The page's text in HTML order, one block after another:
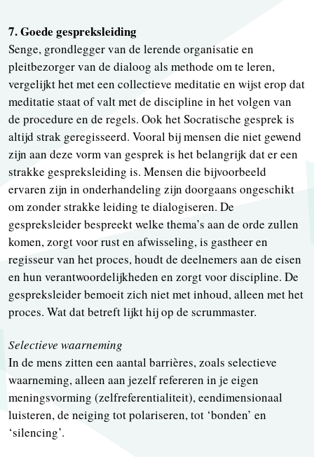
7. Goede gespreksleiding
Senge, grondlegger van de lerende organisatie en
pleitbezorger van de dialoog als methode om te leren,
vergelijkt het met een collectieve meditatie en wijst erop dat
meditatie staat of valt met de discipline in het volgen van
de procedure en de regels. Ook het Socratische gesprek is
altijd strak geregisseerd. Vooral bij mensen die niet gewend
zijn aan deze vorm van gesprek is het belangrijk dat er een
strakke gespreksleiding is. Mensen die bijvoorbeeld
ervaren zijn in onderhandeling zijn doorgaans ongeschikt
om zonder strakke leiding te dialogiseren. De
gespreksleider bespreekt welke thema’s aan de orde zullen
komen, zorgt voor rust en afwisseling, is gastheer en
regisseur van het proces, houdt de deelnemers aan de eisen
en hun verantwoordelijkheden en zorgt voor discipline. De
gespreksleider bemoeit zich niet met inhoud, alleen met het
proces. Wat dat betreft lijkt hij op de scrummaster.
Selectieve waarneming
In de mens zitten een aantal barrières, zoals selectieve
waarneming, alleen aan jezelf refereren in je eigen
meningsvorming (zelfreferentialiteit), eendimensionaal
luisteren, de neiging tot polariseren, tot ‘bonden’ en
‘silencing’.